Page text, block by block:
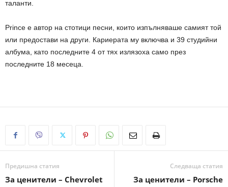
таланти.
Prince е автор на стотици песни, които изпълняваше самият той
или предостави на други. Кариерата му включва и 39 студийни
албума, като последните 4 от тях излязоха само през
последните 18 месеца.
Предишна статия
За ценители – Chevrolet
Следваща статия
За ценители – Porsche